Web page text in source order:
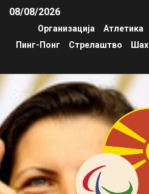
08/08/2026
Организација Атлетика
Пинг-Понг
Стрелаштво Шах